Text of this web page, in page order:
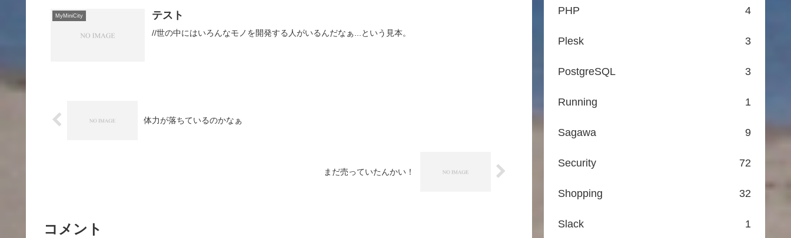
MyMiniCity テスト
//世の中にはいろんなモノを開発する人がいるんだなぁ...という見本。
体力が落ちているのかなぁ
まだ売っていたんかい！
コメント
PHP 4
Plesk 3
PostgreSQL 3
Running 1
Sagawa 9
Security 72
Shopping 32
Slack 1